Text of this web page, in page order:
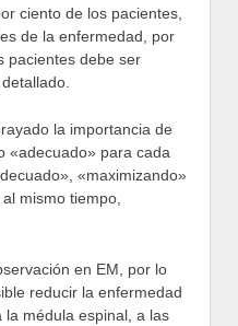
ciento de los pacientes,
de la enfermedad, por
pacientes debe ser
la importancia de
«adecuado» para cada
«maximizando»
mismo tiempo,
en EM, por lo
reducir la enfermedad
médula espinal, a las